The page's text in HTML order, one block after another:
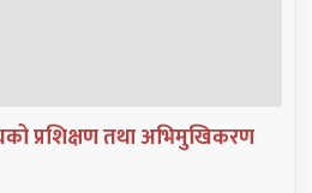
प्रशिक्षण तथा अभिमुखिकरण